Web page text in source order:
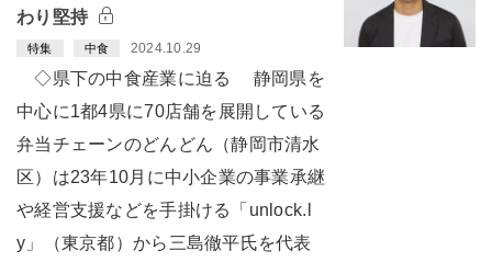
わり堅持
特集 中食 2024.10.29
◇県下の中食産業に迫る 静岡県を
中心に1都4県に70店舗を展開している
弁当チェーンのどんどん（静岡市清水
区）は23年10月に中小企業の事業承継
や経営支援などを手掛ける「unlock.l
y」（東京都）から三島徹平氏を代表